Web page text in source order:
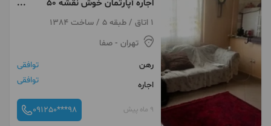
اجاره آپارتمان خوش نقشه ۵۰
متری1 اتاق / طبقه 5 / ساخت 1384
تهران - صفا
رهن
توافقی
اجاره
توافقی
9 ماه پیش 091250***98